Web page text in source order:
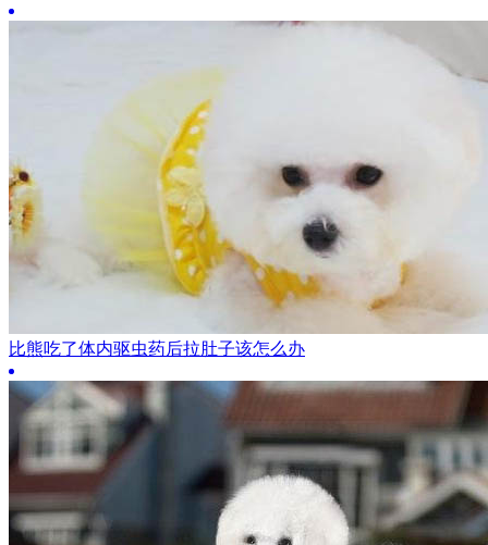
比熊吃了体内驱虫药后拉肚子该怎么办